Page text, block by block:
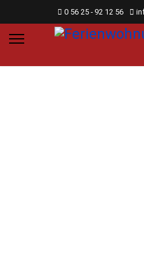
0 56 25 - 92 12 56